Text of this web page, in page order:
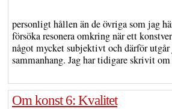
personligt hållen än de övriga som jag
försöka resonera omkring när ett
något mycket subjektivt och därför
sammanhang. Jag har tidigare skrivit
Om konst 6: Kvalitet